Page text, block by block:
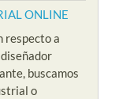
ONLINE
respecto a
buscamos
o